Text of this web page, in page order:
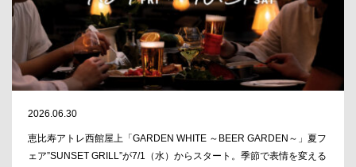
2026.06.30
恵比寿アトレ西館屋上「GARDEN WHITE ～BEER GARDEN～」夏フ
ェア”SUNSET GRILL”が7/1（水）からスタート。季節で表情を変える